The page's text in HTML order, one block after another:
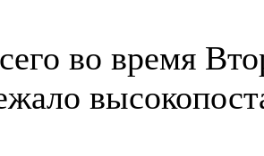
во время